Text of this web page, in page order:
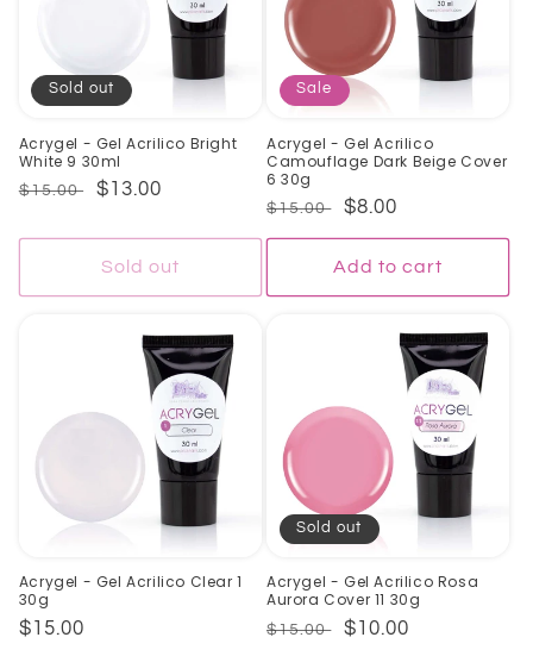
Sold out
Acrygel - Gel Acrilico Bright
White 9 30ml
Regular
$15.00
Sale
$13.00
Sold out
Sale
Acrygel - Gel Acrilico
Camouflage Dark Beige Cover
6 30g
Regular
price
$15.00
Sale
price
$8.00
Add to cart
Acrygel - Gel Acrilico Clear 1
30g
Regular
$15.00
Sold out
Acrygel - Gel Acrilico Rosa
Aurora Cover 11 30g
Regular
$15.00
Sale
$10.00